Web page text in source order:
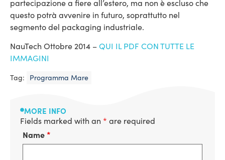
partecipazione a fiere all’estero, ma non è escluso che
questo potrà avvenire in futuro, soprattutto nel
segmento del packaging industriale.
NauTech Ottobre 2014 –QUI IL PDF CON TUTTE LE
IMMAGINI
Tag: Programma Mare
MORE INFO
Fields marked with an * are required
Name*